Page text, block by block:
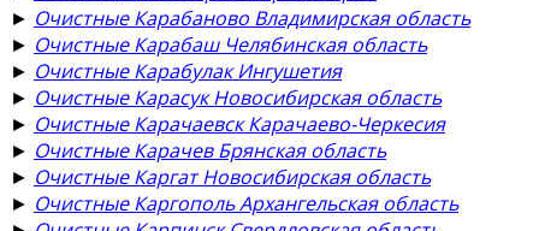
► Очистные Карабаново Владимирская область
► Очистные Карабаш Челябинская область
► Очистные Карабулак Ингушетия
► Очистные Карасук Новосибирская область
► Очистные Карачаевск Карачаево-Черкесия
► Очистные Карачев Брянская область
► Очистные Каргат Новосибирская область
► Очистные Каргополь Архангельская область